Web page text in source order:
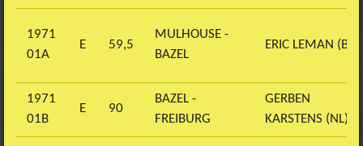
1971
01A
E 59,5
MULHOUSE -
BAZEL
ERIC LEMAN (B)
1971
01B
E 90
BAZEL -
FREIBURG
GERBEN
KARSTENS (NL)